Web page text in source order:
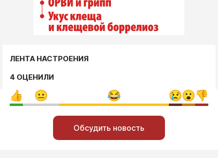
ЛЕНТА НАСТРОЕНИЯ
4 ОЦЕНИЛИ
Обсудить новость